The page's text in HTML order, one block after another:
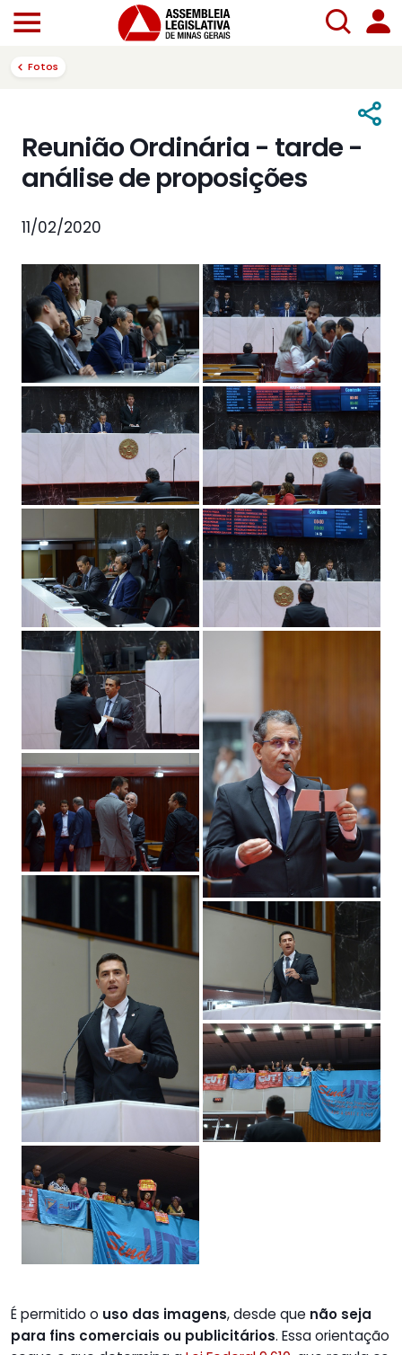
Fotos
Reunião Ordinária - tarde -
análise de proposições
11/02/2020
É permitido o uso das imagens, desde que não seja
para fins comerciais ou publicitários. Essa orientação